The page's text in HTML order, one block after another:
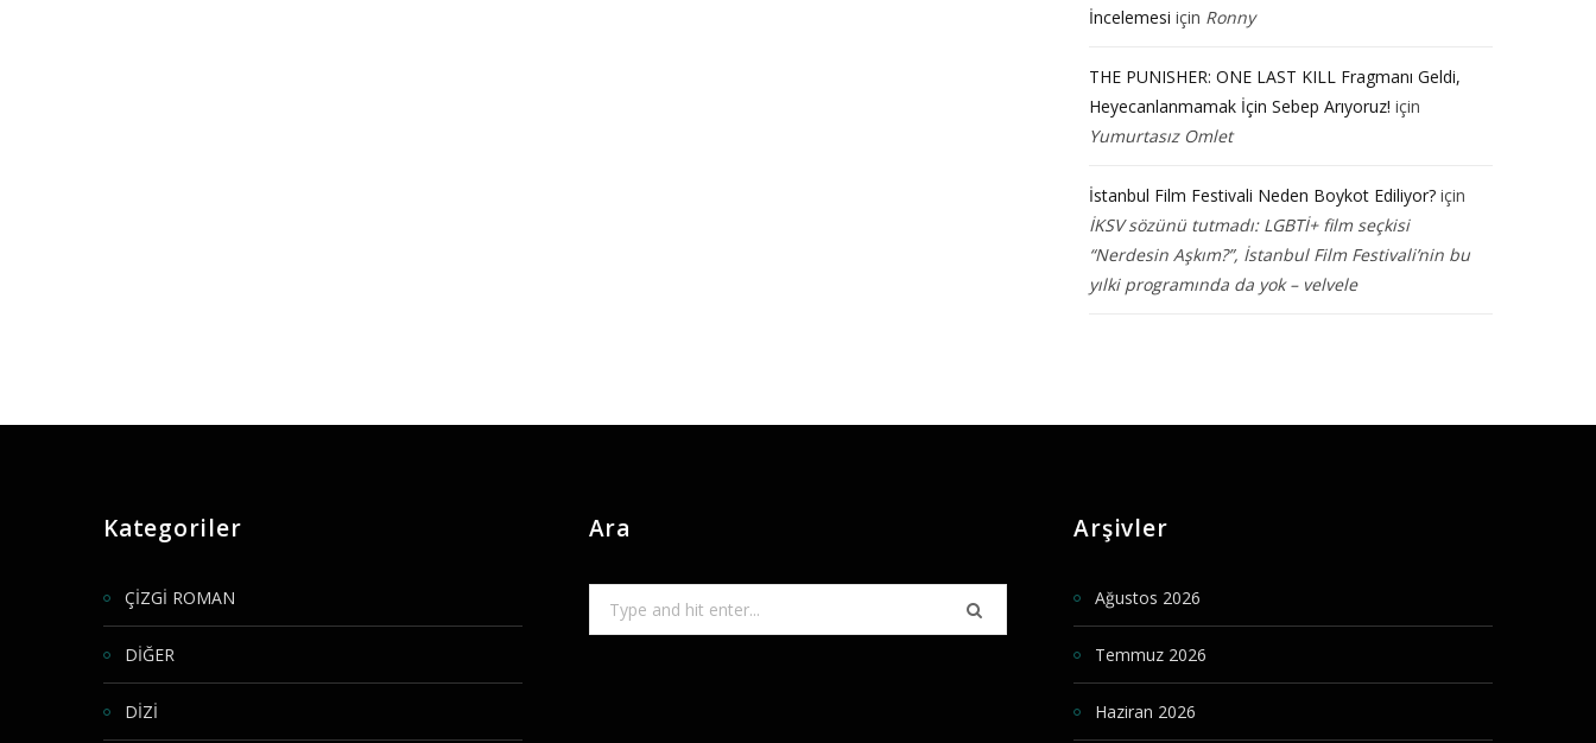
İncelemesi için Ronny
THE PUNISHER: ONE LAST KILL Fragmanı Geldi,
Heyecanlanmamak İçin Sebep Arıyoruz! için
Yumurtasız Omlet
İstanbul Film Festivali Neden Boykot Ediliyor? için
İKSV sözünü tutmadı: LGBTİ+ film seçkisi
“Nerdesin Aşkım?”, İstanbul Film Festivali’nin bu
yılki programında da yok – velvele
Kategoriler
ÇİZGİ ROMAN
DİĞER
DİZİ
Ara
for:
Arşivler
Ağustos 2026
Temmuz 2026
Haziran 2026